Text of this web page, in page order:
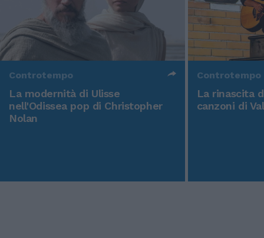
Controtempo
La modernità di Ulisse
nell'Odissea pop di Christopher
Nolan
Controtempo
La rinascita
canzoni di